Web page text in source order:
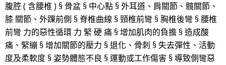
腹腔 ( 含腰椎 ) § 骨盆 § 中心點 § 外耳道、肩關節、髖關節、
膝 關節、外踝前側 § 脊椎曲線 § 頸椎前彎 § 胸椎後彎 § 腰椎
前彎 力的惡性循環 力 緊 硬 痛 § 增加肌肉的負擔 § 造成酸
痛、緊繃 § 增加關節的壓力 § 退化、骨刺 § 失去彈性、活動
度及柔軟度 § 姿勢體態不良 § 運動或工作傷害 § 導致側彎惡